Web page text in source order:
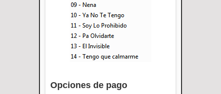
Opciones de pago